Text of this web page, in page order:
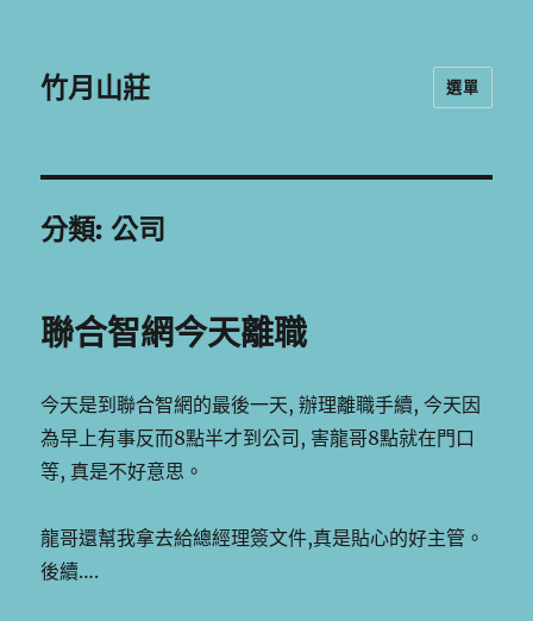
竹月山莊 選單
分類: 公司
聯合智網今天離職
今天是到聯合智網的最後一天, 辦理離職手續, 今天因
為早上有事反而8點半才到公司, 害龍哥8點就在門口
等, 真是不好意思。
龍哥還幫我拿去給總經理簽文件,真是貼心的好主管。
後續….